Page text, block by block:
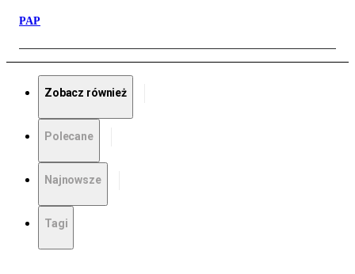
PAP
Zobacz również
Polecane
Najnowsze
Tagi